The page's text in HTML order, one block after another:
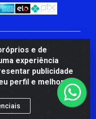
e de
experiência
publicidade
perfil e melhorar a
LTDA Matriz - av
Coramara , Cachoeiro
310 - CNPJ
41